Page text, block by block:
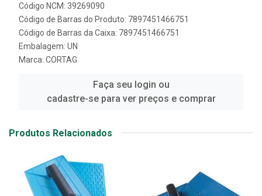
Código NCM: 39269090
Código de Barras do Produto: 7897451466751
Código de Barras da Caixa: 7897451466751
Embalagem: UN
Marca: CORTAG
Faça seu login ou
cadastre-se para ver preços e comprar
Produtos Relacionados